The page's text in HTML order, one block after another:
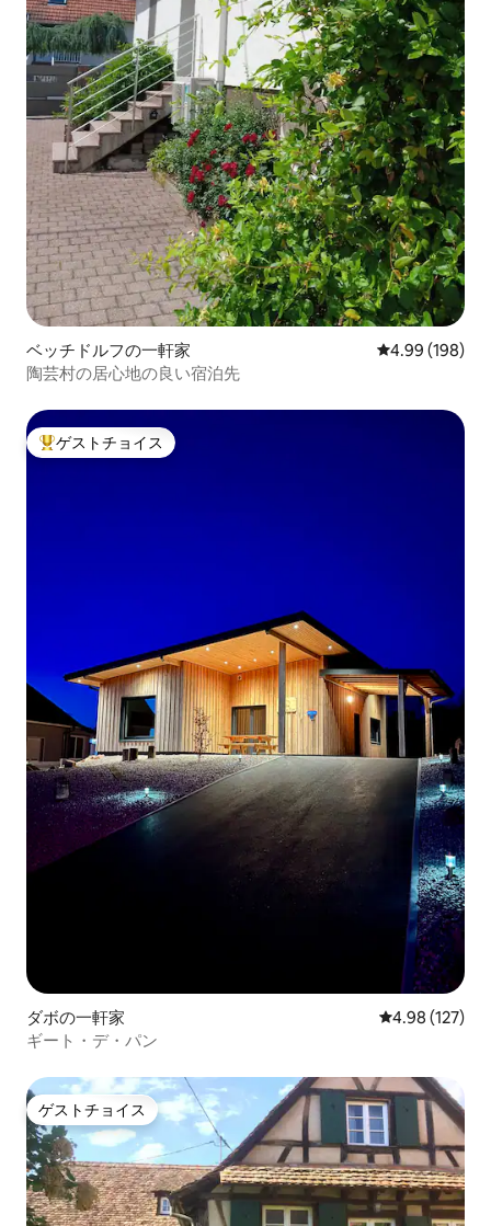
ベッチドルフの一軒家 レビュー198
4.99 (198)
陶芸村の居心地の良い宿泊先
大好評のゲストチョイスです。
ゲストチョイス
ダボの一軒家 レビュー127
4.98 (127)
ギート・デ・パン
ゲストチョイス
ゲストチョイス